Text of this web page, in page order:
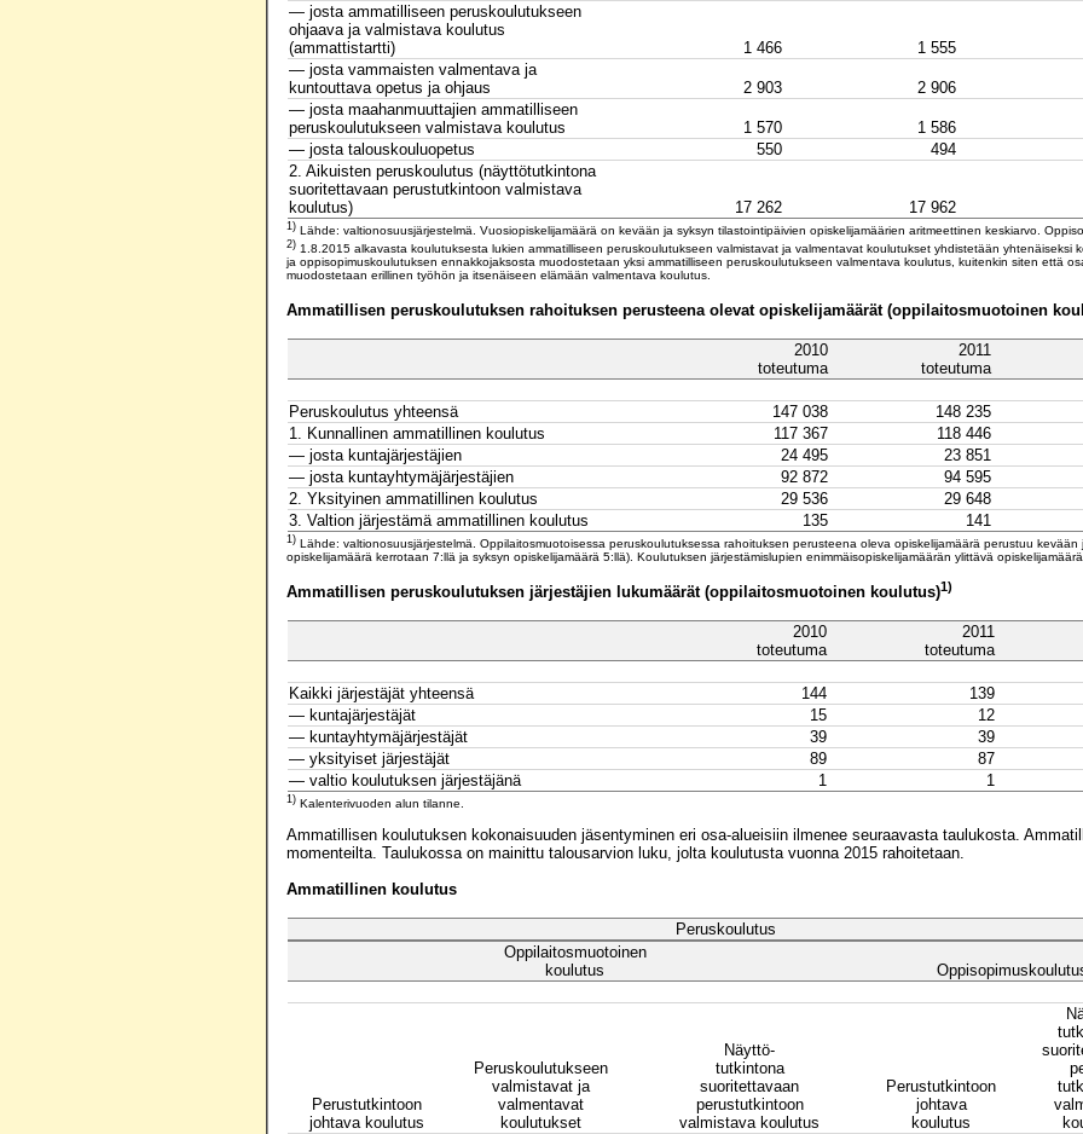
— josta ammatilliseen peruskoulutukseen
ohjaava ja valmistava koulutus
(ammattistartti)
1 466
1 555
— josta vammaisten valmentava ja
kuntouttava opetus ja ohjaus
2 903
2 906
— josta maahanmuuttajien ammatilliseen
peruskoulutukseen valmistava koulutus
1 570
1 586
— josta talouskouluopetus
550
494
2. Aikuisten peruskoulutus (näyttötutkintona
suoritettavaan perustutkintoon valmistava
koulutus)
17 262 17 962
1) Lähde: valtionosuusjärjestelmä. Vuosiopiskelijamäärä on kevään ja syksyn tilastointipäivien opiskelijamäärien aritmeettinen keskiarvo.
2) 1.8.2015 alkavasta koulutuksesta lukien ammatilliseen peruskoulutukseen valmistavat ja valmentavat koulutukset yhdistetään
ja oppisopimuskoulutuksen ennakkojaksosta muodostetaan yksi ammatilliseen peruskoulutukseen valmentava koulutus, kuitenkin siten että
muodostetaan erillinen työhön ja itsenäiseen elämään valmentava koulutus.
Ammatillisen peruskoulutuksen rahoituksen perusteena olevat opiskelijamäärät (oppilaitosmuotoinen
2010
toteutuma
2011
toteutuma
Peruskoulutus yhteensä 147 038
148 235
1. Kunnallinen ammatillinen koulutus
117 367
118 446
— josta kuntajärjestäjien
24 495
23 851
— josta kuntayhtymäjärjestäjien
92 872
94 595
2. Yksityinen ammatillinen koulutus
29 536
29 648
3. Valtion järjestämä ammatillinen koulutus
135 141
1) Lähde: valtionosuusjärjestelmä. Oppilaitosmuotoisessa peruskoulutuksessa rahoituksen perusteena oleva opiskelijamäärä perustuu
opiskelijamäärä kerrotaan 7:llä ja syksyn opiskelijamäärä 5:llä). Koulutuksen järjestämislupien enimmäisopiskelijamäärän ylittävä
Ammatillisen peruskoulutuksen järjestäjien lukumäärät (oppilaitosmuotoinen koulutus)1)
2010
toteutuma
2011
toteutuma
Kaikki järjestäjät yhteensä 144
139
— kuntajärjestäjät
15
12
— kuntayhtymäjärjestäjät
39
39
— yksityiset järjestäjät
89
87
— valtio koulutuksen järjestäjänä
1 1
1) Kalenterivuoden alun tilanne.
Ammatillisen koulutuksen kokonaisuuden jäsentyminen eri osa-alueisiin ilmenee seuraavasta taulukosta.
momenteilta. Taulukossa on mainittu talousarvion luku, jolta koulutusta vuonna 2015 rahoitetaan.
Ammatillinen koulutus
Peruskoulutus
Oppilaitosmuotoinen
koulutus
Perustutkintoon
johtava koulutus
Peruskoulutukseen
valmistavat ja
valmentavat
koulutukset
Näyttö-
tutkintona
suoritettavaan
perustutkintoon
valmistava koulutus
Perustutkintoon
johtava
koulutus